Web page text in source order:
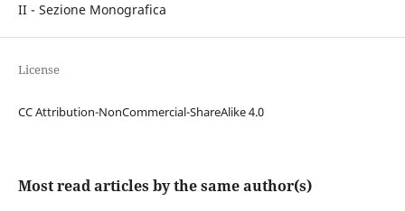
II - Sezione Monografica
License
CC Attribution-NonCommercial-ShareAlike 4.0
Most read articles by the same author(s)